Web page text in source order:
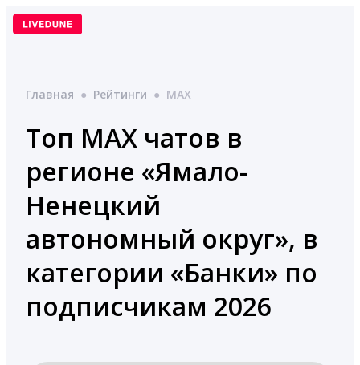
Перейти
Главная ● Рейтинги ● MAX
Топ MAX чатов в
регионе «Ямало-
Ненецкий
автономный округ», в
категории «Банки» по
подписчикам 2026